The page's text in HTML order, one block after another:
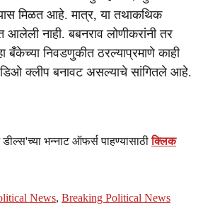
मिळत आहे. मात्र, या तथाकथिक
नाही. बबनराव लोणीकरांनी तर
बँकेच्या निवडणुकीत ठरल्याप्रमाणे काही
क्लीप बनावट असल्याचे सांगितले आहे.
भन्नाट ऑफर्स पाहण्यासाठीक्लिक
News, Breaking Political News